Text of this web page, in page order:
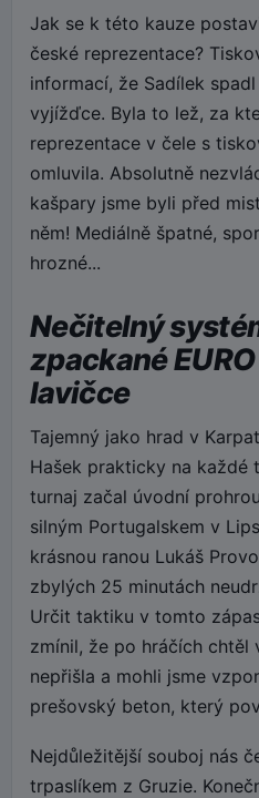
Jak se k této kauze
české reprezentace?
informací, že Sadílek
vyjížďce. Byla to lež, za
reprezentace v čele s
omluvila. Absolutně
kašpary jsme byli před
něm! Mediálně špatné,
hrozné...
Nečitelný
zpackané
lavičce
Tajemný jako hrad v
Hašek prakticky na každé
turnaj začal úvodní
silným Portugalskem v
krásnou ranou Lukáš
zbylých 25 minutách
Určit taktiku v tomto
zmínil, že po hráčích chtěl
nepřišla a mohli jsme
prešovský beton, který
Nejdůležitější souboj nás
trpaslíkem z Gruzie.